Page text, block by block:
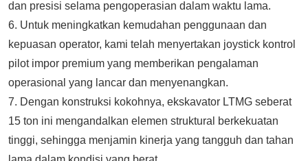
dan presisi selama pengoperasian dalam waktu lama.
6. Untuk meningkatkan kemudahan penggunaan dan
kepuasan operator, kami telah menyertakan joystick kontrol
pilot impor premium yang memberikan pengalaman
operasional yang lancar dan menyenangkan.
7. Dengan konstruksi kokohnya, ekskavator LTMG seberat
15 ton ini mengandalkan elemen struktural berkekuatan
tinggi, sehingga menjamin kinerja yang tangguh dan tahan